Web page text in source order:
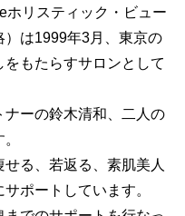
ホリスティック・ビュー
）は1999年3月、東京の
もたらすサロンとして
ーの鈴木清和、二人の
る、若返る、素肌美人
ポートしています。